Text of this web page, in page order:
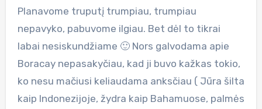
Planavome truputį trumpiau, trumpiau
nepavyko, pabuvome ilgiau. Bet dėl to tikrai
labai nesiskundžiame 🙂 Nors galvodama apie
Boracay nepasakyčiau, kad ji buvo kažkas tokio,
ko nesu mačiusi keliaudama anksčiau ( Jūra šilta
kaip Indonezijoje, žydra kaip Bahamuose, palmės